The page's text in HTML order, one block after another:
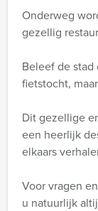
Onderweg
gezellig
Beleef de
fietstocht,
Dit gezellige
een heerlijk
elkaars
Voor vragen
u natuurlijk